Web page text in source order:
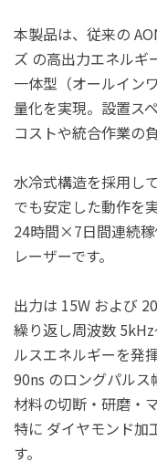
本製品は、従来の
ズ の高出力エネルギ
一体型（オールイン
量化を実現。設置ス
コストや統合作業の
水冷式構造を採用し
でも安定した動作を実
24時間×7日間連続
レーザーです。
出力は 15W および
繰り返し周波数
ルスエネルギーを発
90ns のロングパル
材料の切断・研磨・
特に ダイヤモンド加
す。